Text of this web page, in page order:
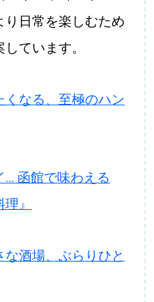
り日常を楽しむため
ています。
なる、至極のハン
… 函館で味わえる
』
な酒場、ぶらりひと